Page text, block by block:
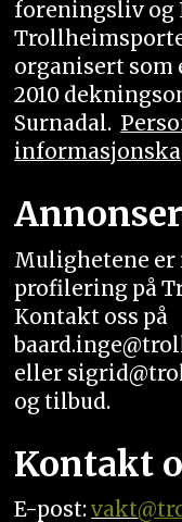
foreningsliv og
organisert som
2010
Surnadal.
Mulighetene er
profilering på
Kontakt oss på
eller
og tilbud.
Kontakt
E-post:vakt